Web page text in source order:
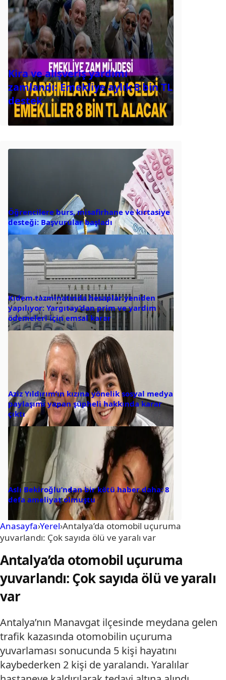
Kira ve alışveriş yardımı
zamlandı: Emekliye aylık 8 bin TL
destek
Öğrencilere burs, misafirhane ve kırtasiye
desteği: Başvurular başladı
Kıdem tazminatında hesaplar yeniden
yapılıyor: Yargıtay’dan prim ve yardım
ödemeleri için emsal karar
Aziz Yıldırım’ın kızına yönelik sosyal medya
paylaşımı yapan şüpheli hakkında karar
çıktı
Aslı Bekiroğlu’ndan bir kötü haber daha: 8
defa ameliyat olmuştu
Anasayfa›Yerel›Antalya’da otomobil uçuruma
yuvarlandı: Çok sayıda ölü ve yaralı var
Antalya’da otomobil uçuruma
yuvarlandı: Çok sayıda ölü ve yaralı
var
Antalya’nın Manavgat ilçesinde meydana gelen
trafik kazasında otomobilin uçuruma
yuvarlaması sonucunda 5 kişi hayatını
kaybederken 2 kişi de yaralandı. Yaralılar